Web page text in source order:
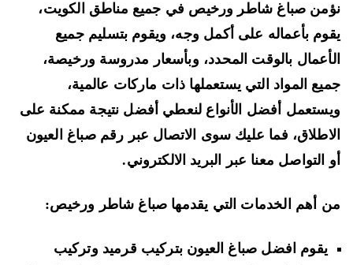
صباغ شاطر ورخيص في جميع مناطق الكويت،
بأعماله على أكمل وجه، ويقوم بتسليم جميع
بالوقت المحدد، وبأسعار مدروسة ورخيصة،
المواد التي يستعملها ذات ماركات عالمية،
أفضل الأنواع لنعطي أفضل نتيجة ممكنة على
فما عليك سوى الاتصال عبر رقم صباغ العيون
التواصل معنا عبر البريد الالكتروني.
أهم الخدمات التي يقدمها صباغ شاطر ورخيص:
يقوم افضل صباغ العيون بتركيب قرميد وتركيب